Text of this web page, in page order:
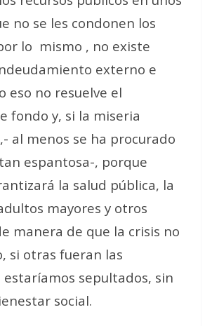
no se les condonen los
lo mismo , no existe
externo e
eso no resuelve el
fondo y, si la miseria
al menos se ha procurado
espantosa-, porque
la salud pública, la
mayores y otros
manera de que la crisis no
si otras fueran las
estaríamos sepultados, sin
social.